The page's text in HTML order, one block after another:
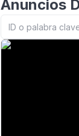
Anuncios